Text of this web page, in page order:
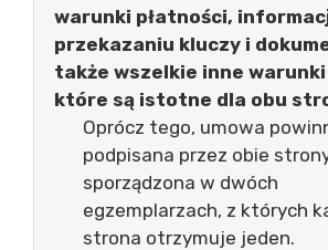
warunki płatności,
przekazaniu kluczy i
także wszelkie inne warunki
które są istotne dla obu
Oprócz tego, umowa
podpisana przez obie
sporządzona w dwóch
egzemplarzach, z których
strona otrzymuje jeden.